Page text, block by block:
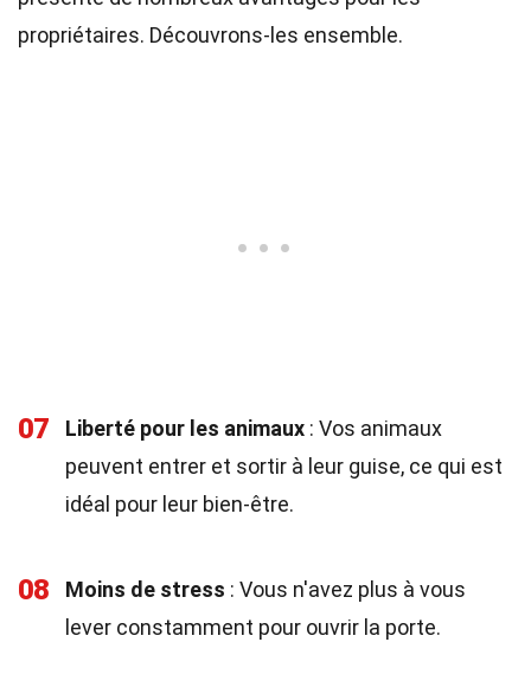
propriétaires. Découvrons-les ensemble.
07 Liberté pour les animaux : Vos animaux
peuvent entrer et sortir à leur guise, ce qui est
idéal pour leur bien-être.
08 Moins de stress : Vous n'avez plus à vous
lever constamment pour ouvrir la porte.